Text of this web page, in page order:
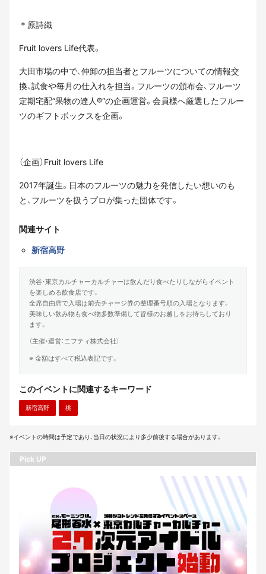
＊原詩織
Fruit lovers Life代表。
大田市場の中で、仲卸の担当者とフルーツについての情報交
換、試食や毎月の仕入れを担当。フルーツの頒布会、フルーツ
定期宅配“果物の達人®“の企画運営。会員様へ厳選したフルー
ツのギフトボックスを企画。
（企画）Fruit lovers Life
2017年誕生。日本のフルーツの魅力を発信したい想いのも
と、フルーツを扱うプロが集った団体です。
関連サイト
新宿高野
渋谷・東京カルチャーカルチャーは飲んだり食べたりしながらイベント
を楽しめる飲食店です。
全席自由席で入場は前売チャージ券の整理番号順の入場となります。
美味しい飲み物も食べ物多数準備して皆様のお越しをお待ちしており
ます。
（主催・運営：ニフティ株式会社）
※ 金額はすべて税込表記です。
このイベントに関連するキーワード
新宿高野 桃
※イベントの時間は予定であり、当日の状況により多少前後する場合があります。
Pick UP